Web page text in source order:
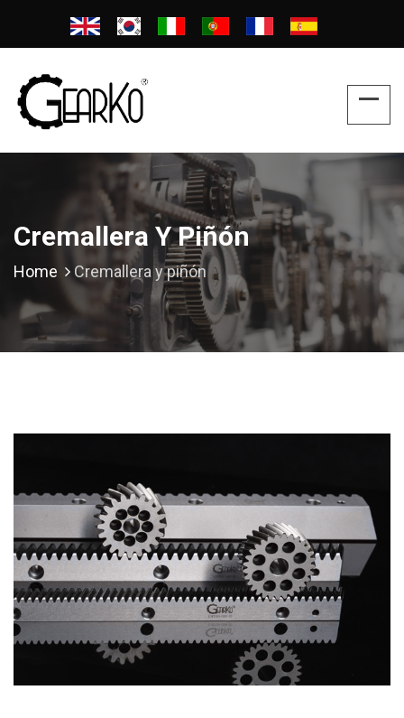
Cremallera Y Piñón
Home Cremallera y piñón